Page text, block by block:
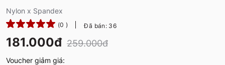
Nylon x Spandex
(0 ) Đã bán: 36
181.000đ 259.000đ
Voucher giảm giá: